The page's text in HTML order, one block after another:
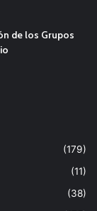
de los Grupos
(179)
(11)
(38)